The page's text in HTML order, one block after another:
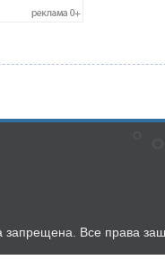
запрещена. Все права